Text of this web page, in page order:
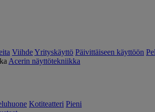
ViihdeYrityskäyttö Päivittäiseen käyttöön
Acerin näyttötekniikka
Kotiteatteri Pieni